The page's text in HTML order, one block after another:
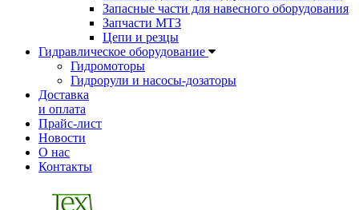
Запасные части для навесного оборудования
Запчасти МТЗ
Цепи и резцы
Гидравлическое оборудование
Гидромоторы
Гидрорули и насосы-дозаторы
Доставка
и оплата
Прайс-лист
Новости
О нас
Контакты